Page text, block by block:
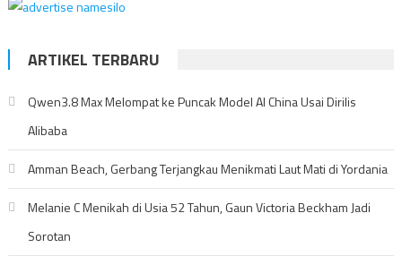
ARTIKEL TERBARU
Qwen3.8 Max Melompat ke Puncak Model AI China Usai Dirilis
Alibaba
Amman Beach, Gerbang Terjangkau Menikmati Laut Mati di Yordania
Melanie C Menikah di Usia 52 Tahun, Gaun Victoria Beckham Jadi
Sorotan